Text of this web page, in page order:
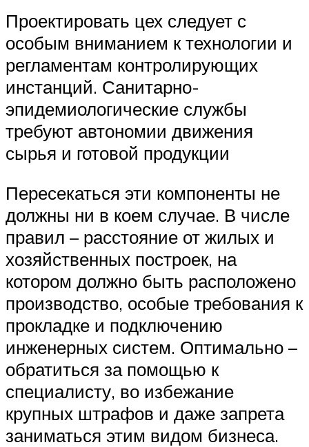
Проектировать цех следует с
особым вниманием к технологии и
регламентам контролирующих
инстанций. Санитарно-
эпидемиологические службы
требуют автономии движения
сырья и готовой продукции
Пересекаться эти компоненты не
должны ни в коем случае. В числе
правил – расстояние от жилых и
хозяйственных построек, на
котором должно быть расположено
производство, особые требования к
прокладке и подключению
инженерных систем. Оптимально –
обратиться за помощью к
специалисту, во избежание
крупных штрафов и даже запрета
заниматься этим видом бизнеса.